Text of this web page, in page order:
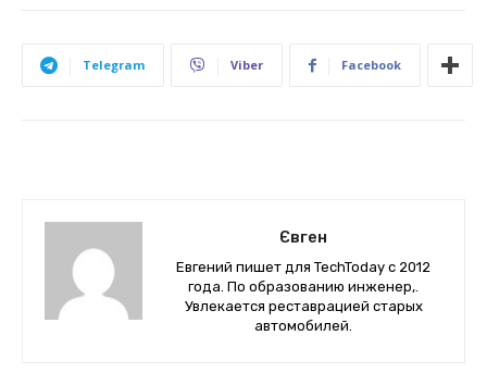
Telegram Viber Facebook
Євген
Евгений пишет для TechToday с 2012
года. По образованию инженер,.
Увлекается реставрацией старых
автомобилей.